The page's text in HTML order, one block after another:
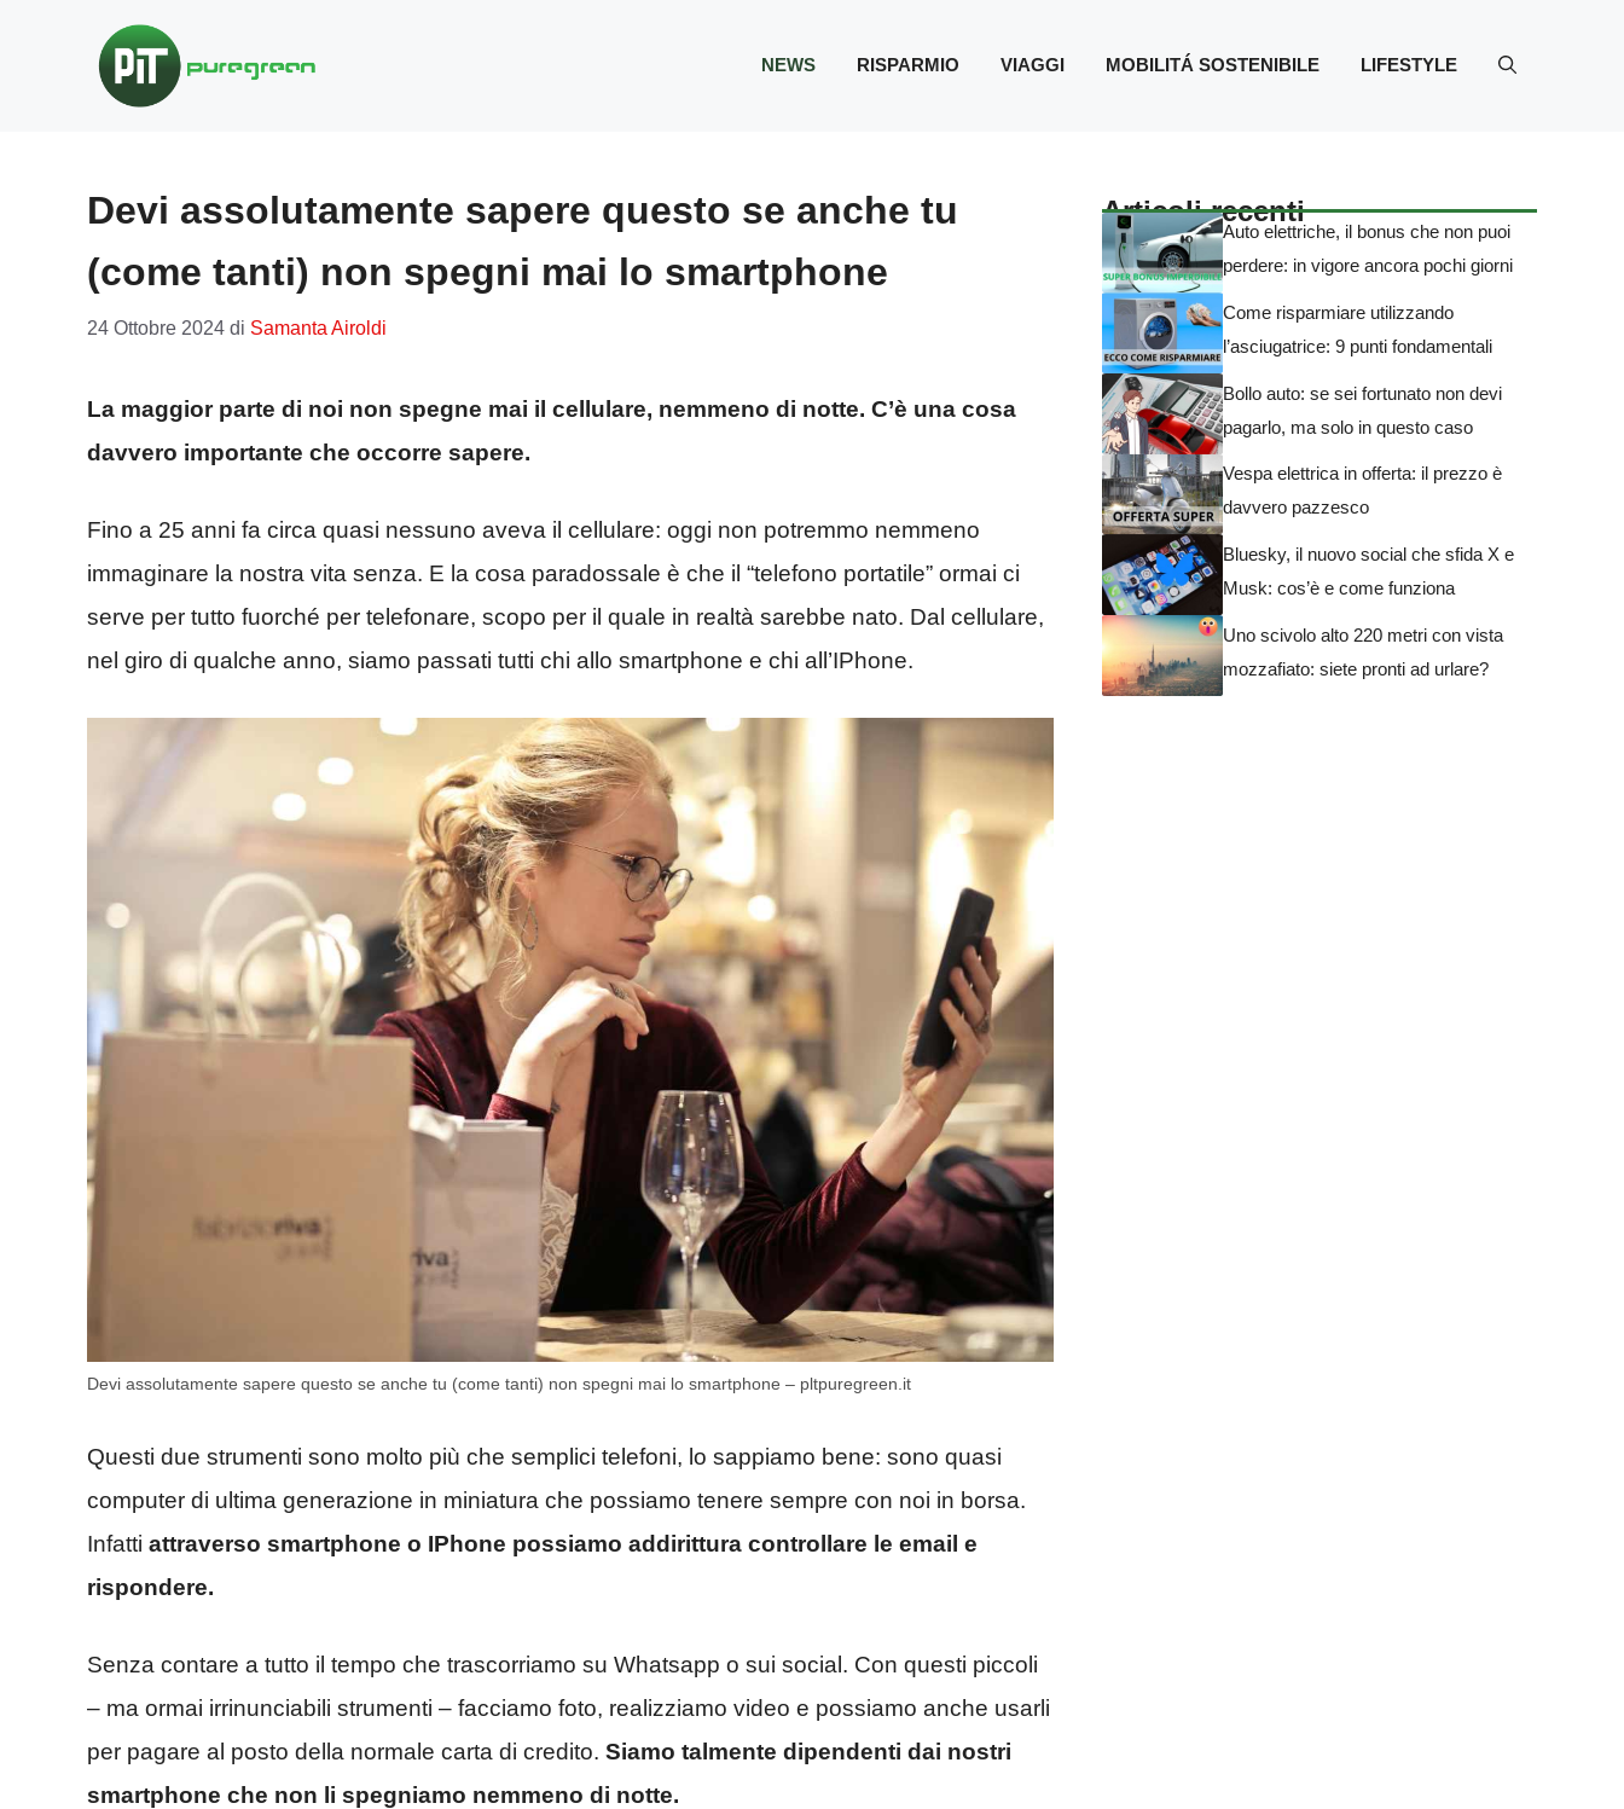
NEWS RISPARMIO VIAGGI MOBILITÁ SOSTENIBILE LIFESTYLE
Devi assolutamente sapere questo se anche tu
(come tanti) non spegni mai lo smartphone
24 Ottobre 2024 di Samanta Airoldi
La maggior parte di noi non spegne mai il cellulare, nemmeno di notte. C’è una cosa
davvero importante che occorre sapere.
Fino a 25 anni fa circa quasi nessuno aveva il cellulare: oggi non potremmo nemmeno
immaginare la nostra vita senza. E la cosa paradossale è che il “telefono portatile” ormai ci
serve per tutto fuorché per telefonare, scopo per il quale in realtà sarebbe nato. Dal cellulare,
nel giro di qualche anno, siamo passati tutti chi allo smartphone e chi all’IPhone.
Devi assolutamente sapere questo se anche tu (come tanti) non spegni mai lo smartphone – pltpuregreen.it
Questi due strumenti sono molto più che semplici telefoni, lo sappiamo bene: sono quasi
computer di ultima generazione in miniatura che possiamo tenere sempre con noi in borsa.
Infatti attraverso smartphone o IPhone possiamo addirittura controllare le email e
rispondere.
Senza contare a tutto il tempo che trascorriamo su Whatsapp o sui social. Con questi piccoli
– ma ormai irrinunciabili strumenti – facciamo foto, realizziamo video e possiamo anche usarli
per pagare al posto della normale carta di credito. Siamo talmente dipendenti dai nostri
smartphone che non li spegniamo nemmeno di notte.
Articoli recenti
Auto elettriche, il bonus che non puoi
perdere: in vigore ancora pochi giorni
Come risparmiare utilizzando
l’asciugatrice: 9 punti fondamentali
Bollo auto: se sei fortunato non devi
pagarlo, ma solo in questo caso
Vespa elettrica in offerta: il prezzo è
davvero pazzesco
Bluesky, il nuovo social che sfida X e
Musk: cos’è e come funziona
Uno scivolo alto 220 metri con vista
mozzafiato: siete pronti ad urlare?